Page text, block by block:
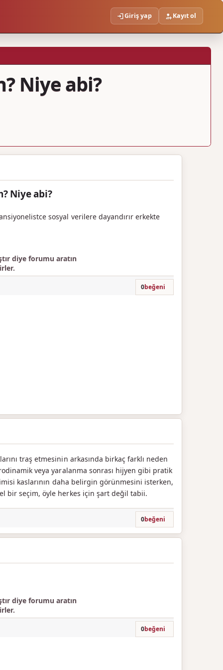
Giriş yap Kayıt ol
Niye abi?
Niye abi?
sosyal verilere dayandırır erkekte
diye forumu aratın
0beğeni
traş etmesinin arkasında birkaç farklı neden
veya yaralanma sonrası hijyen gibi pratik
kaslarının daha belirgin görünmesini isterken,
bir seçim, öyle herkes için şart değil tabii.
0beğeni
diye forumu aratın
0beğeni